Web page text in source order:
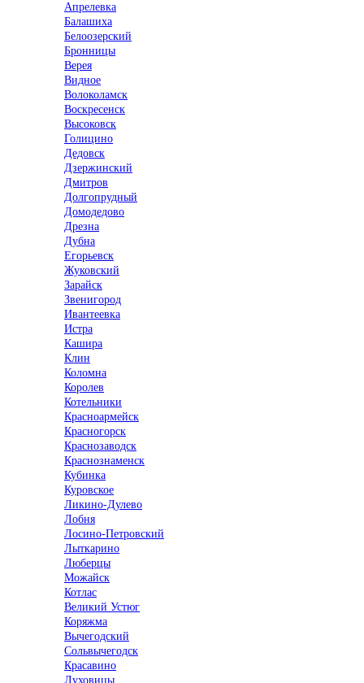
Апрелевка
Балашиха
Белоозерский
Бронницы
Верея
Видное
Волоколамск
Воскресенск
Высоковск
Голицино
Дедовск
Дзержинский
Дмитров
Долгопрудный
Домодедово
Дрезна
Дубна
Егорьевск
Жуковский
Зарайск
Звенигород
Ивантеевка
Истра
Кашира
Клин
Коломна
Королев
Котельники
Красноармейск
Красногорск
Краснозаводск
Краснознаменск
Кубинка
Куровское
Ликино-Дулево
Лобня
Лосино-Петровский
Лыткарино
Люберцы
Можайск
Котлас
Великий Устюг
Коряжма
Вычегодский
Сольвычегодск
Красавино
Луховицы